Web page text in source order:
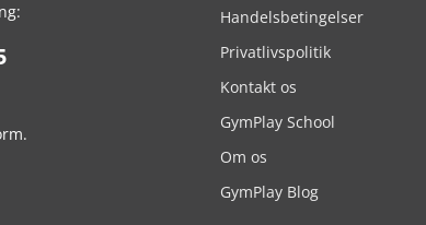
.
Handelsbetingelser
Privatlivspolitik
Kontakt os
GymPlay School
Om os
GymPlay Blog